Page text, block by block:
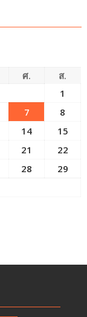
ศ.
ส.
1
7
8
14
15
21
22
28
29